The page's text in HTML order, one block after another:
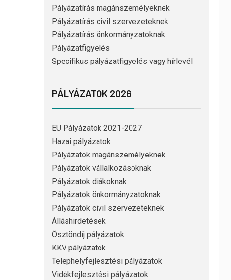
Pályázatírás magánszemélyeknek
Pályázatírás civil szervezeteknek
Pályázatírás önkormányzatoknak
Pályázatfigyelés
Specifikus pályázatfigyelés vagy hírlevél
PÁLYÁZATOK 2026
EU Pályázatok 2021-2027
Hazai pályázatok
Pályázatok magánszemélyeknek
Pályázatok vállalkozásoknak
Pályázatok diákoknak
Pályázatok önkormányzatoknak
Pályázatok civil szervezeteknek
Álláshirdetések
Ösztöndíj pályázatok
KKV pályázatok
Telephelyfejlesztési pályázatok
Vidékfejlesztési pályázatok